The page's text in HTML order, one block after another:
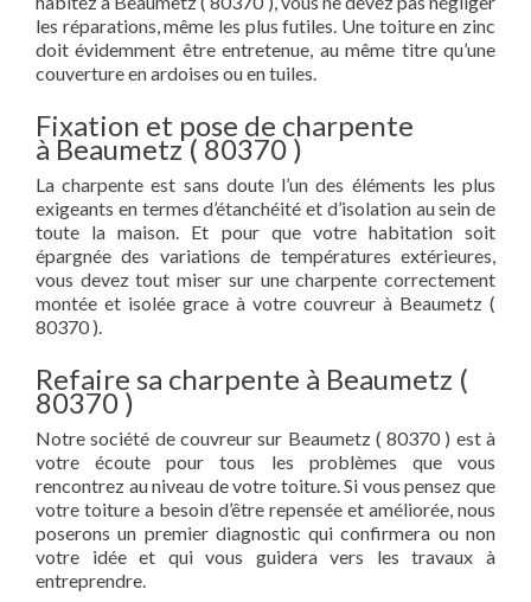
les réparations, même les plus futiles. Une toiture en zinc
doit évidemment être entretenue, au même titre qu’une
couverture en ardoises ou en tuiles.
Fixation et pose de charpente
à Beaumetz ( 80370 )
La charpente est sans doute l’un des éléments les plus
exigeants en termes d’étanchéité et d’isolation au sein de
toute la maison. Et pour que votre habitation soit
épargnée des variations de températures extérieures,
vous devez tout miser sur une charpente correctement
montée et isolée grace à votre couvreur à Beaumetz (
80370 ).
Refaire sa charpente à Beaumetz (
80370 )
Notre société de couvreur sur Beaumetz ( 80370 ) est à
votre écoute pour tous les problèmes que vous
rencontrez au niveau de votre toiture. Si vous pensez que
votre toiture a besoin d’être repensée et améliorée, nous
poserons un premier diagnostic qui confirmera ou non
votre idée et qui vous guidera vers les travaux à
entreprendre.